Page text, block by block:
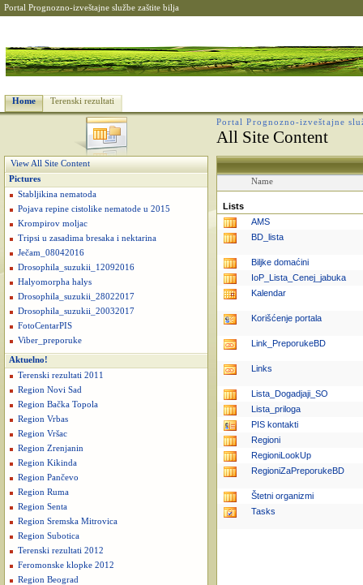
Portal Prognozno-izveštajne službe zaštite bilja
Home Terenski rezultati
Portal Prognozno-izveštajne
All Site Content
View All Site Content
Pictures
Stabljikina nematoda
Pojava repine cistolike nematode u 2015
Krompirov moljac
Tripsi u zasadima bresaka i nektarina
Ječam_08042016
Drosophila_suzukii_12092016
Halyomorpha halys
Drosophila_suzukii_28022017
Drosophila_suzukii_20032017
FotoCentarPIS
Viber_preporuke
Aktuelno!
Terenski rezultati 2011
Region Novi Sad
Region Bačka Topola
Region Vrbas
Region Vršac
Region Zrenjanin
Region Kikinda
Region Pančevo
Region Ruma
Region Senta
Region Sremska Mitrovica
Region Subotica
Terenski rezultati 2012
Feromonske klopke 2012
Region Beograd
Name
Lists
AMS
BD_lista
Biljke domaćini
IoP_Lista_Cenej_jabuka
Kalendar
Korišćenje portala
Link_PreporukeBD
Links
Lista_Dogadjaji_SO
Lista_priloga
PIS kontakti
Regioni
RegioniLookUp
RegioniZaPreporukeBD
Štetni organizmi
Tasks